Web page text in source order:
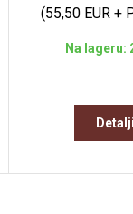
(55,50 EUR +
Na lageru:
Detalji